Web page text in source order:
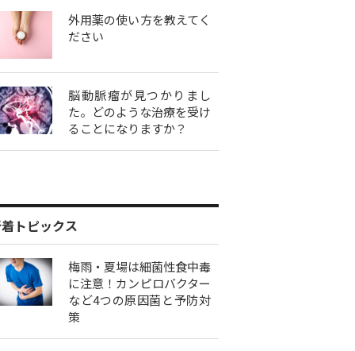
外用薬の使い方を教えてく
ださい
脳動脈瘤が見つかりまし
た。どのような治療を受け
ることになりますか？
トピックス
梅雨・夏場は細菌性食中毒
に注意！カンピロバクター
など4つの原因菌と予防対
策